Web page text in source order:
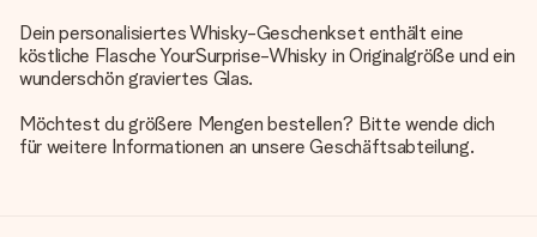
Dein personalisiertes Whisky-Geschenkset enthält eine
köstliche Flasche YourSurprise-Whisky in Originalgröße und ein
wunderschön graviertes Glas.
Möchtest du größere Mengen bestellen? Bitte wende dich
für weitere Informationen an unsere Geschäftsabteilung.